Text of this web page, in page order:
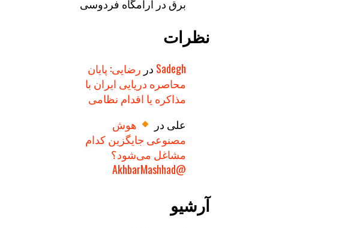
برق در آرامگاه فردوسی
نظرات
Sadegh در رضایی: پایان
محاصره دریایی ایران با
مذاکره یا اقدام نظامی
علی در
هوش
مصنوعی جایگزین کدام
مشاغل می‌شود؟
@AkhbarMashhad
آرشیو